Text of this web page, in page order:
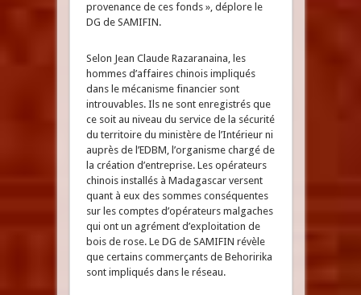
provenance de ces fonds », déplore le
DG de SAMIFIN.
Selon Jean Claude Razaranaina, les
hommes d’affaires chinois impliqués
dans le mécanisme financier sont
introuvables. Ils ne sont enregistrés que
ce soit au niveau du service de la sécurité
du territoire du ministère de l’Intérieur ni
auprès de l’EDBM, l’organisme chargé de
la création d’entreprise. Les opérateurs
chinois installés à Madagascar versent
quant à eux des sommes conséquentes
sur les comptes d’opérateurs malgaches
qui ont un agrément d’exploitation de
bois de rose. Le DG de SAMIFIN révèle
que certains commerçants de Behoririka
sont impliqués dans le réseau.